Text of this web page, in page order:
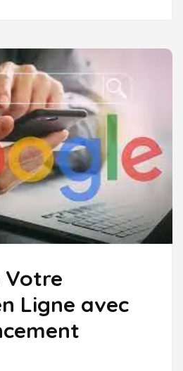
STRATÉGIES
ADAPTÉES
Votre
Ligne avec